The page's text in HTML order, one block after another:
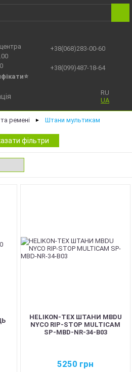
+38(068)283-00-60
+38(099)487-18-64
RU
UA
ремені ► Штани мультикам
фільтри
HELIKON-TEX ШТАНИ MBDU
NYCO RIP-STOP MULTICAM
SP-MBD-NR-34-B03
5250 грн